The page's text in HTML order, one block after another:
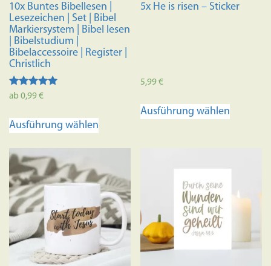
10x Buntes Bibellesen |
Lesezeichen | Set | Bibel
Markiersystem | Bibel lesen
| Bibelstudium |
Bibelaccessoire | Register |
Christlich
Bewertet
von 5
ab 0,99€
Ausführung wählen
Varianten
auf.
Die
Optionen
können
auf
5x He is risen – Sticker
5,99€
Ausführung wählen
Die
der